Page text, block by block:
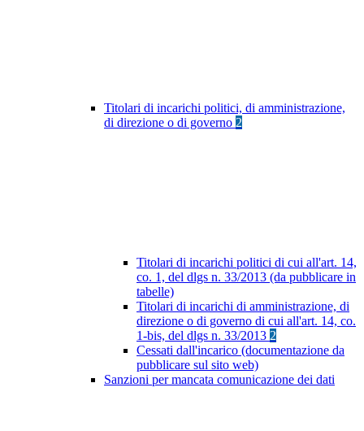
Titolari di incarichi politici, di amministrazione,
di direzione o di governo 2
Titolari di incarichi politici di cui all'art. 14,
co. 1, del dlgs n. 33/2013 (da pubblicare in
tabelle)
Titolari di incarichi di amministrazione, di
direzione o di governo di cui all'art. 14, co.
1-bis, del dlgs n. 33/2013 2
Cessati dall'incarico (documentazione da
pubblicare sul sito web)
Sanzioni per mancata comunicazione dei dati